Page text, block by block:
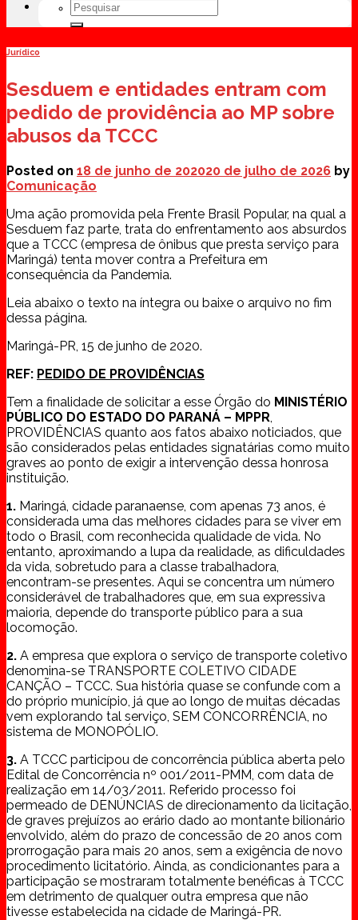
Jurídico
Sesduem e entidades entram com
pedido de providência ao MP sobre
abusos da TCCC
Posted on 18 de junho de 202020 de julho de 2026 by
Comunicação
Uma ação promovida pela Frente Brasil Popular, na qual a
Sesduem faz parte, trata do enfrentamento aos absurdos
que a TCCC (empresa de ônibus que presta serviço para
Maringá) tenta mover contra a Prefeitura em
consequência da Pandemia.
Leia abaixo o texto na íntegra ou baixe o arquivo no fim
dessa página.
Maringá-PR, 15 de junho de 2020.
REF: PEDIDO DE PROVIDÊNCIAS
Tem a finalidade de solicitar a esse Órgão do MINISTÉRIO
PÚBLICO DO ESTADO DO PARANÁ – MPPR,
PROVIDÊNCIAS quanto aos fatos abaixo noticiados, que
são considerados pelas entidades signatárias como muito
graves ao ponto de exigir a intervenção dessa honrosa
instituição.
1. Maringá, cidade paranaense, com apenas 73 anos, é
considerada uma das melhores cidades para se viver em
todo o Brasil, com reconhecida qualidade de vida. No
entanto, aproximando a lupa da realidade, as dificuldades
da vida, sobretudo para a classe trabalhadora,
encontram-se presentes. Aqui se concentra um número
considerável de trabalhadores que, em sua expressiva
maioria, depende do transporte público para a sua
locomoção.
2. A empresa que explora o serviço de transporte coletivo
denomina-se TRANSPORTE COLETIVO CIDADE
CANÇÃO – TCCC. Sua história quase se confunde com a
do próprio município, já que ao longo de muitas décadas
vem explorando tal serviço, SEM CONCORRÊNCIA, no
sistema de MONOPÓLIO.
3. A TCCC participou de concorrência pública aberta pelo
Edital de Concorrência nº 001/2011-PMM, com data de
realização em 14/03/2011. Referido processo foi
permeado de DENÚNCIAS de direcionamento da licitação,
de graves prejuízos ao erário dado ao montante bilionário
envolvido, além do prazo de concessão de 20 anos com
prorrogação para mais 20 anos, sem a exigência de novo
procedimento licitatório. Ainda, as condicionantes para a
participação se mostraram totalmente benéficas à TCCC
em detrimento de qualquer outra empresa que não
tivesse estabelecida na cidade de Maringá-PR.